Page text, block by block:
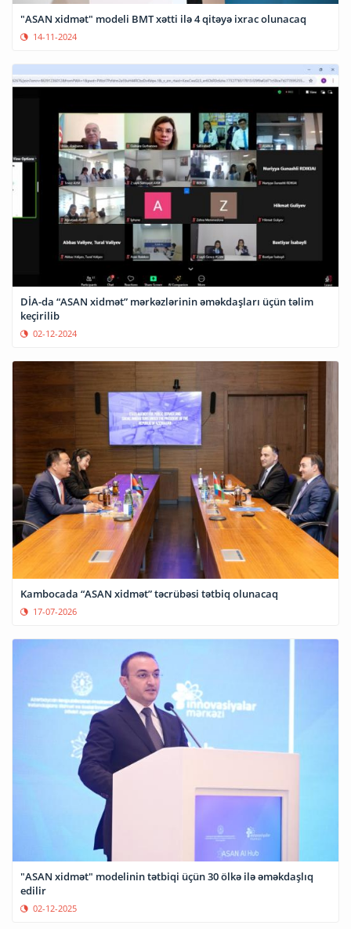
"ASAN xidmət" modeli BMT xətti ilə 4 qitəyə ixrac olunacaq
14-11-2024
DİA-da “ASAN xidmət” mərkəzlərinin əməkdaşları üçün təlim
keçirilib
02-12-2024
Kambocada “ASAN xidmət” təcrübəsi tətbiq olunacaq
17-07-2026
"ASAN xidmət" modelinin tətbiqi üçün 30 ölkə ilə əməkdaşlıq
edilir
02-12-2025